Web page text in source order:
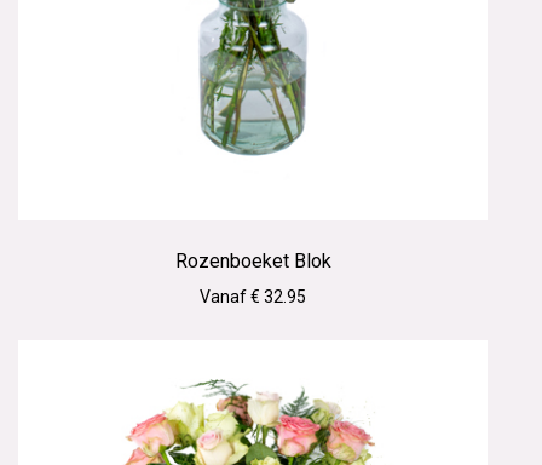
Rozenboeket Blok
Vanaf € 32.95